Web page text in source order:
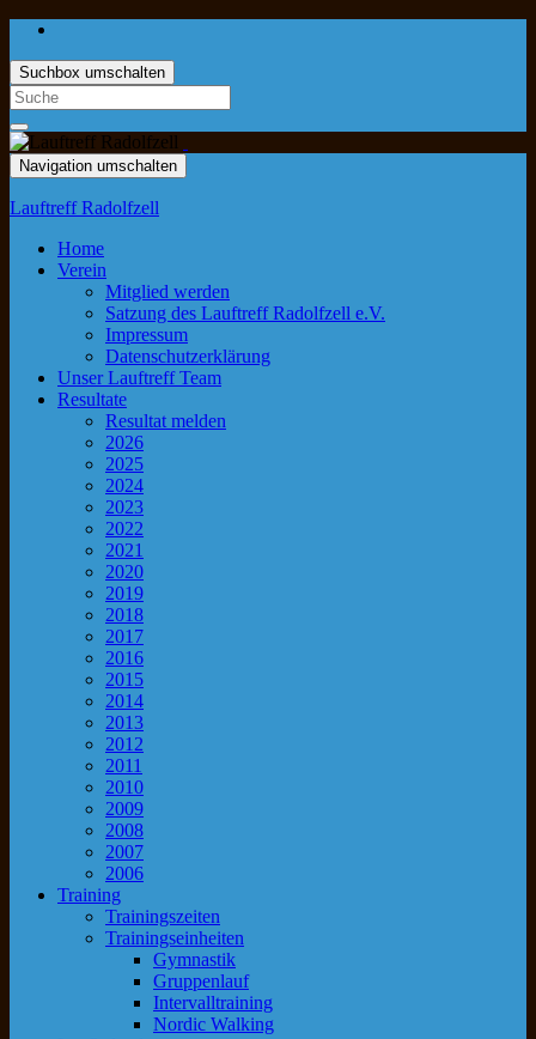
Suchbox umschalten
Navigation umschalten
Lauftreff Radolfzell
Home
Verein
Mitglied werden
Satzung des Lauftreff Radolfzell e.V.
Impressum
Datenschutzerklärung
Unser Lauftreff Team
Resultate
Resultat melden
2026
2025
2024
2023
2022
2021
2020
2019
2018
2017
2016
2015
2014
2013
2012
2011
2010
2009
2008
2007
2006
Training
Trainingszeiten
Trainingseinheiten
Gymnastik
Gruppenlauf
Intervalltraining
Nordic Walking